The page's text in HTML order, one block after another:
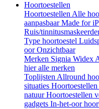
Hoortoestellen
HoortoestellenAlle
aanpasbaarMade for
Ruis/
Type hoortoestel
oorOnzichtbaar
Merken Signia Widex
hier alle merken
ToplijstenAllround
situaties
natuurHoortoestellen
gadgets In-het-oor